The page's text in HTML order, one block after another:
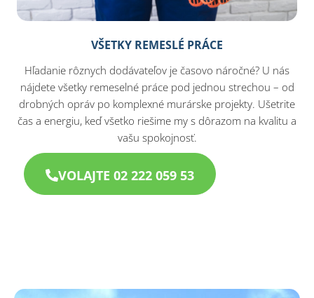
VŠETKY REMESLÉ PRÁCE
Hľadanie rôznych dodávateľov je časovo náročné? U nás
nájdete všetky remeselné práce pod jednou strechou – od
drobných opráv po komplexné murárske projekty. Ušetrite
čas a energiu, keď všetko riešime my s dôrazom na kvalitu a
vašu spokojnosť.
VOLAJTE 02 222 059 53